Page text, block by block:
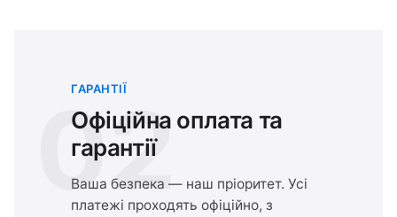
02
ГАРАНТІЇ
Офіційна оплата та
гарантії
Ваша безпека — наш пріоритет. Усі
платежі проходять офіційно, з